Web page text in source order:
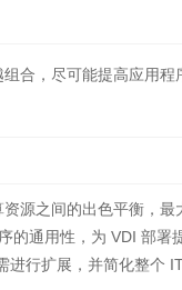
合，尽可能提高应用程
资源之间的出色平衡，最
的通用性，为 VDI 部署
行扩展，并简化整个 IT